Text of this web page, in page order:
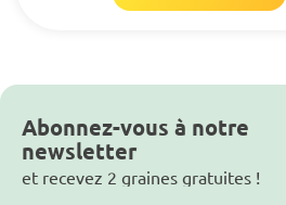
Abonnez-vous à notre
newsletter
et recevez 2 graines gratuites !